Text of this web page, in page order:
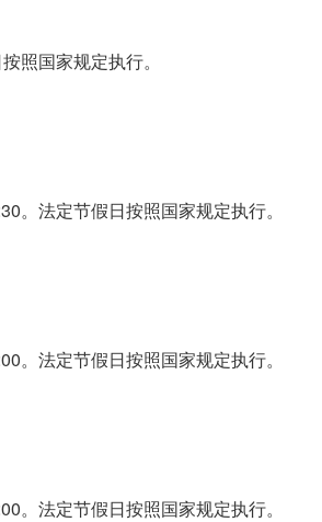
照国家规定执行。
。法定节假日按照国家规定执行。
。法定节假日按照国家规定执行。
。法定节假日按照国家规定执行。